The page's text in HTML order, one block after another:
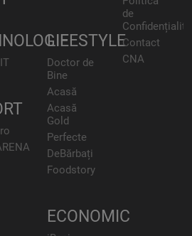
LIFESTYLE
Doctor de
Bine
Acasă
Acasă
Gold
Perfecte
DeBărbați
Foodstory
ECONOMIC
de
Contact
CNA